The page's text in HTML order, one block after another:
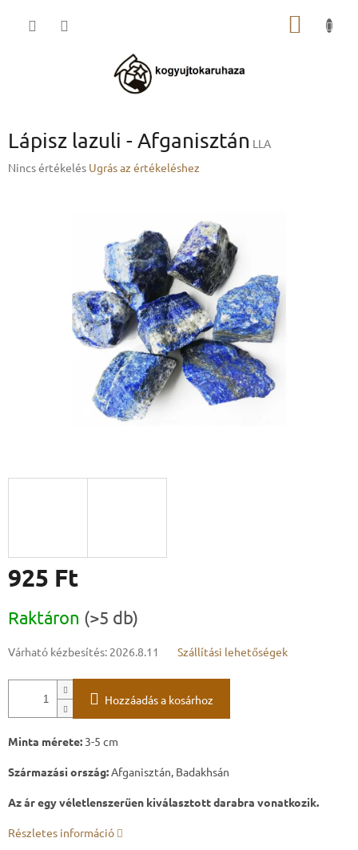
KOSÁR
Lápisz lazuli - Afganisztán LLA
A
Nincs értékelés Ugrás az értékeléshez
925 Ft
Raktáron (>5 db)
Várható kézbesítés: 2026.8.11 Szállítási lehetőségek
Hozzáadás a kosárhoz
Minta mérete: 3-5 cm
Származási ország:Afganisztán, Badakhsán
Az ár egy véletlenszerűen kiválasztott darabra vonatkozik.
Részletes információ